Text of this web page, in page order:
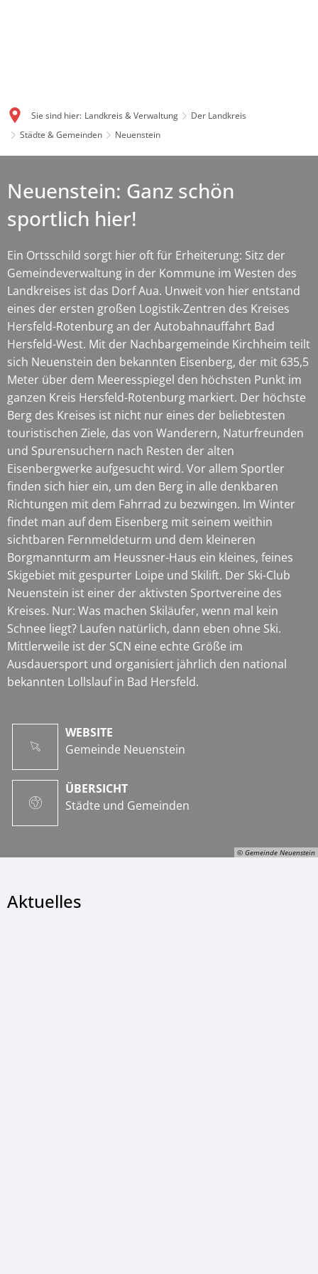
Sie sind hier: Landkreis & Verwaltung
Der Landkreis
Städte & Gemeinden
Neuenstein
© Gemeinde Neuenstein
Neuenstein: Ganz schön
sportlich hier!
Ein Ortsschild sorgt hier oft für Erheiterung: Sitz der
Gemeindeverwaltung in der Kommune im Westen des
Landkreises ist das Dorf Aua. Unweit von hier entstand
eines der ersten großen Logistik-Zentren des Kreises
Hersfeld-Rotenburg an der Autobahnauffahrt Bad
Hersfeld-West. Mit der Nachbargemeinde Kirchheim teilt
sich Neuenstein den bekannten Eisenberg, der mit 635,5
Meter über dem Meeresspiegel den höchsten Punkt im
ganzen Kreis Hersfeld-Rotenburg markiert. Der höchste
Berg des Kreises ist nicht nur eines der beliebtesten
touristischen Ziele, das von Wanderern, Naturfreunden
und Spurensuchern nach Resten der alten
Eisenbergwerke aufgesucht wird. Vor allem Sportler
finden sich hier ein, um den Berg in alle denkbaren
Richtungen mit dem Fahrrad zu bezwingen. Im Winter
findet man auf dem Eisenberg mit seinem weithin
sichtbaren Fernmeldeturm und dem kleineren
Borgmannturm am Heussner-Haus ein kleines, feines
Skigebiet mit gespurter Loipe und Skilift. Der Ski-Club
Neuenstein ist einer der aktivsten Sportvereine des
Kreises. Nur: Was machen Skiläufer, wenn mal kein
Schnee liegt? Laufen natürlich, dann eben ohne Ski.
Mittlerweile ist der SCN eine echte Größe im
Ausdauersport und organisiert jährlich den national
bekannten Lollslauf in Bad Hersfeld.
WEBSITE
Gemeinde Neuenstein
ÜBERSICHT
Städte und Gemeinden
Aktuelles